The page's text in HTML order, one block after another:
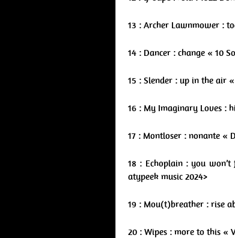
13 : Archer Lawnmower :
14 : Dancer : change « 10
15 : Slender : up in the air
16 : My Imaginary Loves :
17 : Montloser : nonante «
18 : Echoplain : you
atypeek music 2024>
19 : Mou(t)breather : rise
20 : Wipes : more to this «